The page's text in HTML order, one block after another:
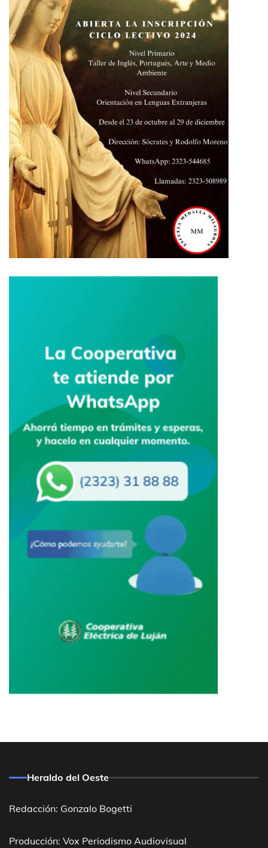
Heraldo del Oeste
Redacción: Gonzalo Bogetti
Producción: Vox Periodismo Audiovisual